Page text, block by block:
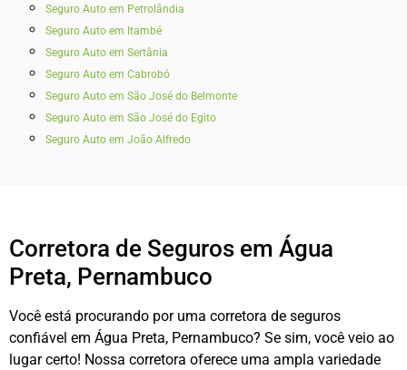
Seguro Auto em Petrolândia
Seguro Auto em Itambé
Seguro Auto em Sertânia
Seguro Auto em Cabrobó
Seguro Auto em São José do Belmonte
Seguro Auto em São José do Egito
Seguro Auto em João Alfredo
Corretora de Seguros em Água
Preta, Pernambuco
Você está procurando por uma corretora de seguros
confiável em Água Preta, Pernambuco? Se sim, você veio ao
lugar certo! Nossa corretora oferece uma ampla variedade